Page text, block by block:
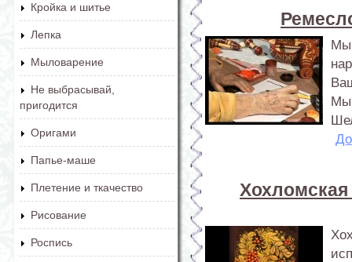
Кройка и шитье
Лепка
Мыловарение
Не выбрасывай,
пригодится
Оригами
Папье-маше
Плетение и ткачество
Рисование
Роспись
Мы
Хохломская